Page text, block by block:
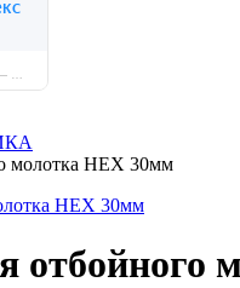
молотка HEX 30мм
отбойного